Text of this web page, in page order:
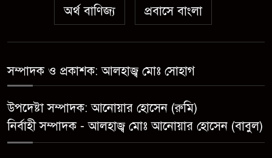
মিলিয়ন ঘনফুট গ্যাস
মেয়েকে ধর্ষণের অভিযোগে সেনবাগে
সোনাতলা পৌরসভার উপ-সহকারী
প্রকৌশলীর বিরুদ্ধে সাংবাদিকের
অভিযোগ,তদন্তের আশ্বাস প্রশাসকের
অর্থ বাণিজ্য
প্রবাসে বাংলা
সম্পাদক ও প্রকাশক: আলহাজ্ব মোঃ সোহাগ
উপদেষ্টা সম্পাদক: আনোয়ার হোসেন (রুমি)
নির্বাহী সম্পাদক - আলহাজ্ব মোঃ আনোয়ার হোসেন (বাবুল)